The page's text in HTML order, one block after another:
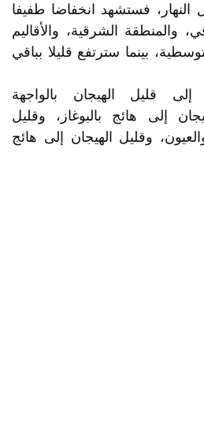
النهار، فستشهد انخفاضا طفيفا
الشرقية، والأقاليم
بينما سترتفع قليلا بباقي
قليل الهيجان بالواجهة
إلى هائج بالبوغاز، وقليل
وقليل الهيجان إلى هائج